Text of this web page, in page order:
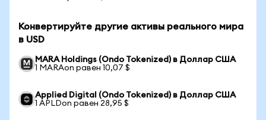
Конвертируйте другие активы реального мира
в USD
MARA Holdings (Ondo Tokenized) в Доллар США
1 MARAon равен 10,07 $
Applied Digital (Ondo Tokenized) в Доллар США
1 APLDon равен 28,95 $